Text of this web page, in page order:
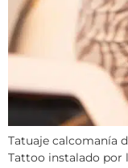
Tatuaje calcomanía
Tattoo instalado por